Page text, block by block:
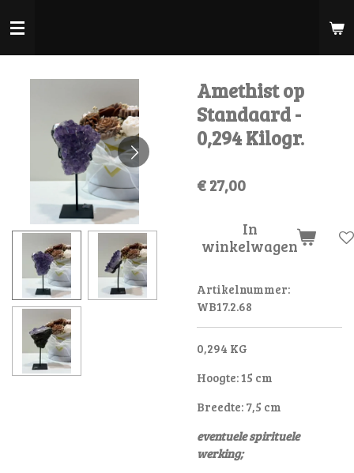
direct
Amethist op
Standaard -
0,294 Kilogr.
€ 27,00
In
winkelwagen
Artikelnummer:
WB17.2.68
0,294 KG
Hoogte: 15 cm
Breedte: 7,5 cm
eventuele spirituele
werking;